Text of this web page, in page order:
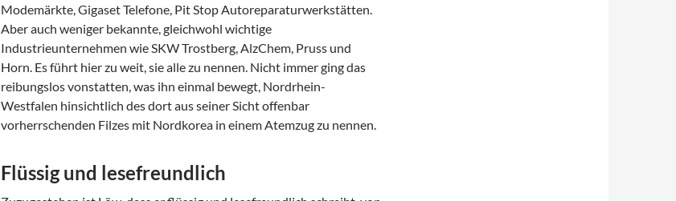
Modemärkte, Gigaset Telefone, Pit Stop Autoreparaturwerkstätten.
Aber auch weniger bekannte, gleichwohl wichtige
Industrieunternehmen wie SKW Trostberg, AlzChem, Pruss und
Horn. Es führt hier zu weit, sie alle zu nennen. Nicht immer ging das
reibungslos vonstatten, was ihn einmal bewegt, Nordrhein-
Westfalen hinsichtlich des dort aus seiner Sicht offenbar
vorherrschenden Filzes mit Nordkorea in einem Atemzug zu nennen.
Flüssig und lesefreundlich